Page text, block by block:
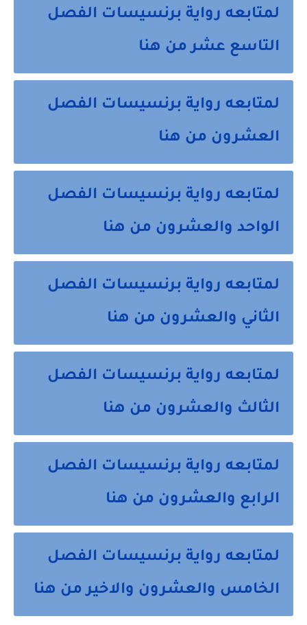
لمتابعه رواية برنسيسات الفصل
التاسع عشر من هنا
لمتابعه رواية برنسيسات الفصل
العشرون من هنا
لمتابعه رواية برنسيسات الفصل
الواحد والعشرون من هنا
لمتابعه رواية برنسيسات الفصل
الثاني والعشرون من هنا
لمتابعه رواية برنسيسات الفصل
الثالث والعشرون من هنا
لمتابعه رواية برنسيسات الفصل
الرابع والعشرون من هنا
لمتابعه رواية برنسيسات الفصل
الخامس والعشرون والاخير من هنا